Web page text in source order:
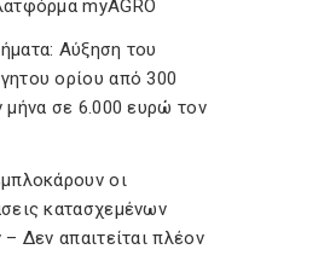
myAGRO
Αύξηση του
ορίου από 300
μήνα σε 6.000 ευρώ τον
οι
κατασχεμένων
– Δεν απαιτείται πλέον